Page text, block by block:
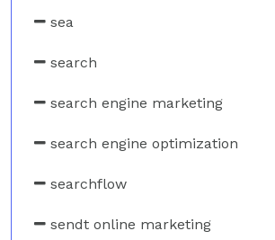
sea
search
search engine marketing
search engine optimization
searchflow
sendt online marketing